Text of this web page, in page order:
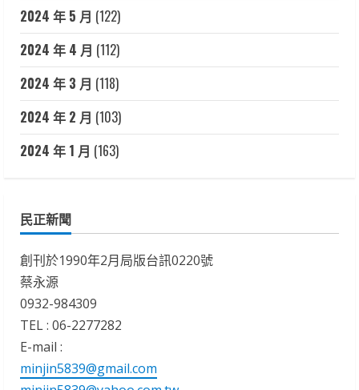
2024 年 5 月 (122)
2024 年 4 月 (112)
2024 年 3 月 (118)
2024 年 2 月 (103)
2024 年 1 月 (163)
民正新聞
創刊於1990年2月局版台訊0220號
蔡永源
0932-984309
TEL : 06-2277282
E-mail :
minjin5839@gmail.com